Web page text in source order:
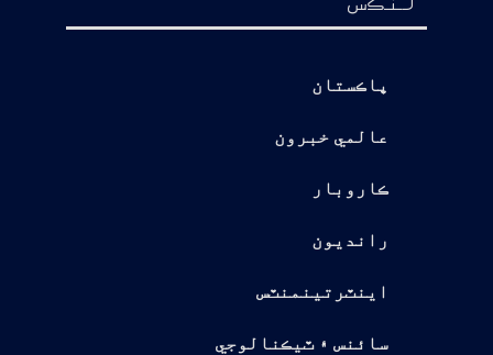
پاڪستان
عالمي خبرون
ڪاروبار
رانديون
اينٽرتينمنٽس
سائنس ۽ ٽيڪنالوجي